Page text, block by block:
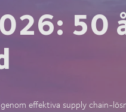
50
effektiva supply chain-